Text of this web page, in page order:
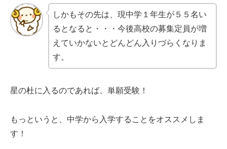
しかもその先は、現中学１年生が５５名い
るとなると・・・今後高校の募集定員が増
えていかないとどんどん入りづらくなりま
す。
星の杜に入るのであれば、単願受験！
もっというと、中学から入学することをオススメしま
す！